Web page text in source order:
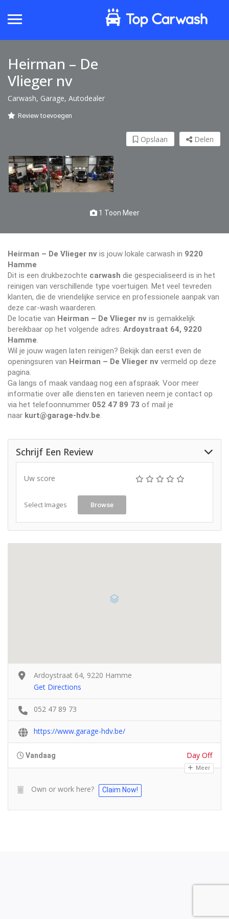
Heirman – De
Vlieger nv
Carwash, Garage, Autodealer
Review toevoegen
Delen
Opslaan
1 Toon Meer
Heirman – De Vlieger nv is jouw lokale carwash in 9220
Hamme
Dit is een drukbezochte carwash die gespecialiseerd is in het
reinigen van verschillende type voertuigen. Met veel tevreden
klanten, die de vriendelijke service en professionele aanpak van
deze car-wash waarderen.
De locatie van Heirman – De Vlieger nv is gemakkelijk
bereikbaar op het volgende adres: Ardoystraat 64, 9220
Hamme
Wil je jouw wagen laten reinigen? Bekijk dan eerst even de
openingsuren van Heirman – De Vlieger nv vermeld op deze
pagina.
Ga langs of maak vandaag nog een afspraak. Voor meer
informatie over alle diensten en tarieven neem je contact op
via het telefoonnummer 052 47 89 73 of mail je
naar kurt@garage-hdv.be
Schrijf Een Review
Uw score
Select Images Browse
Ardoystraat 64, 9220 Hamme
Get Directions
052 47 89 73
https://www.garage-hdv.be/
Vandaag Day Off
Meer
Own or work here? Claim Now!